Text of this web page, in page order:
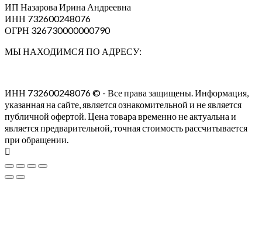
ИП Назарова Ирина Андреевна⁠
ИНН 732600248076
ОГРН 326730000000790
МЫ НАХОДИМСЯ ПО АДРЕСУ:
ИНН 732600248076 © - Все права защищены. Информация,
указанная на сайте, является ознакомительной и не является
публичной офертой. Цена товара временно не актуальна и
является предварительной, точная стоимость рассчитывается
при обращении.